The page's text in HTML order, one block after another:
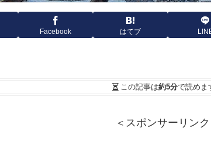
Facebook はてブ
この記事は約5分で読めま
＜スポンサーリンク